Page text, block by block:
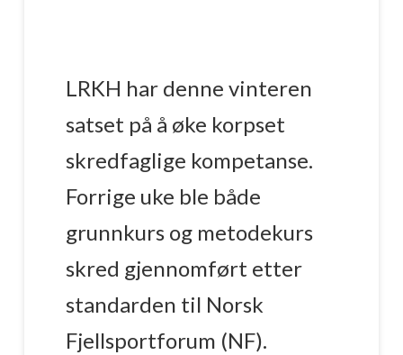
LRKH har denne vinteren
satset på å øke korpset
skredfaglige kompetanse.
Forrige uke ble både
grunnkurs og metodekurs
skred gjennomført etter
standarden til Norsk
Fjellsportforum (NF).